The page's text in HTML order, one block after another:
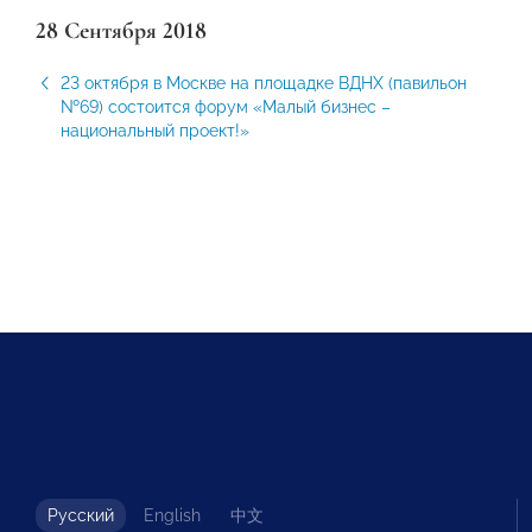
28 Сентября 2018
23 октября в Москве на площадке ВДНХ (павильон
№69) состоится форум «Малый бизнес –
национальный проект!»
Русский English 中文